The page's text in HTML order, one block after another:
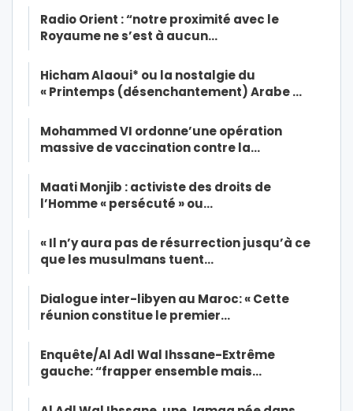
Radio Orient : “notre proximité avec le
Royaume ne s’est à aucun…
Hicham Alaoui* ou la nostalgie du
« Printemps (désenchantement) Arabe …
Mohammed VI ordonne’une opération
massive de vaccination contre la…
Maati Monjib : activiste des droits de
l’Homme « persécuté » ou…
« Il n’y aura pas de résurrection jusqu’à ce
que les musulmans tuent…
Dialogue inter-libyen au Maroc: « Cette
réunion constitue le premier…
Enquête/Al Adl Wal Ihssane-Extrême
gauche: “frapper ensemble mais…